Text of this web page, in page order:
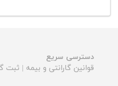
دسترسی سریع
قوانین گارانتی و بیمه | ثبت